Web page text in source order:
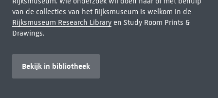
van de collecties van het Rijksmuseum is welkom in de
Rijksmuseum Research Libraryen Study Room Prints &
Drawings.
Bekijk in bibliotheek